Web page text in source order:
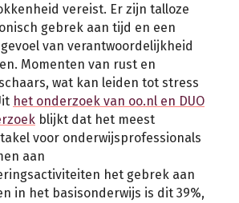
vereist. Er zijn talloze
gebrek aan tijd en een
van verantwoordelijkheid
Momenten van rust en
wat kan leiden tot stress
het onderzoek van oo.nl en DUO
blijkt dat het meest
voor onderwijsprofessionals
aan
het gebrek aan
in het basisonderwijs is dit 39%,